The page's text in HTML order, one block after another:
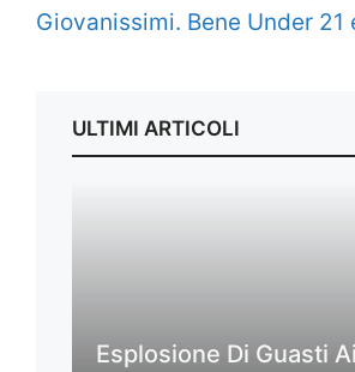
Giovanissimi. Bene Under 21
ULTIMI ARTICOLI
Esplosione Di Guasti